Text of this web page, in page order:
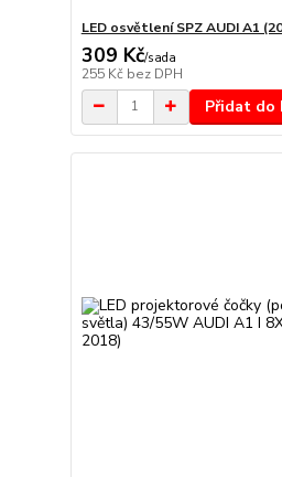
LED osvětlení SPZ AUDI A1
309 Kč/sada
255 Kč bez DPH
Přidat do